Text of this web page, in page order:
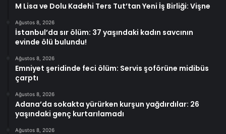
M Lisa ve Dolu Kadehi Ters Tut’tan Yeni İş Birliği: Vişne
Ağustos 8, 2026
İstanbul’da sır ölüm: 37 yaşındaki kadın savcının
evinde ölü bulundu!
Ağustos 8, 2026
Emniyet şeridinde feci ölüm: Servis şoförüne midibüs
çarptı
Ağustos 8, 2026
Adana’da sokakta yürürken kurşun yağdırdılar: 26
yaşındaki genç kurtarılamadı
Ağustos 8, 2026